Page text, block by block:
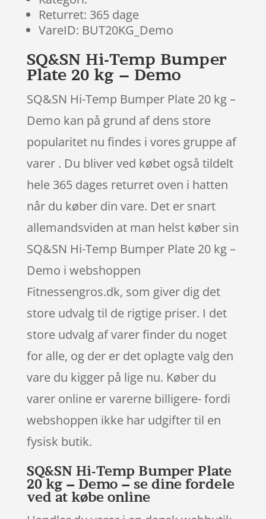
Returret: 365 dage
VareID: BUT20KG_Demo
SQ&SN Hi-Temp Bumper
Plate 20 kg – Demo
SQ&SN Hi-Temp Bumper Plate 20 kg –
Demo kan på grund af dens store
popularitet nu findes i vores gruppe af
varer . Du bliver ved købet også tildelt
hele 365 dages returret oven i hatten
når du køber din vare. Det er snart
allemandsviden at man helst køber sin
SQ&SN Hi-Temp Bumper Plate 20 kg –
Demo i webshoppen
Fitnessengros.dk, som giver dig det
store udvalg til de rigtige priser. I det
store udvalg af varer finder du noget
for alle, og der er det oplagte valg den
vare du kigger på lige nu. Køber du
varer online er varerne billigere- fordi
webshoppen ikke har udgifter til en
fysisk butik.
SQ&SN Hi-Temp Bumper Plate
20 kg – Demo – se dine fordele
ved at købe online